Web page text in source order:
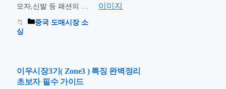
현대적인 시설을 갖춘
과 세련된 디자인의 제
품들이 많아 고급형 비
기
모자,신발 등 패션의 끝
판왕! 16,000개 매장이
밀집한 이우 시장 4기
히 안내합니다. 이우시
장 4기는 2008년 10월
중국 도매시장 소
싱
이우시장3기( Zone3 ) 특징 완벽정리
초보자 필수 가이드